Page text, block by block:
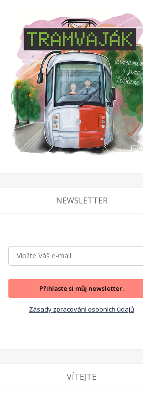
NEWSLETTER
Přihlaste si můj newsletter.
Zásady zpracování osobních údajů
VÍTEJTE